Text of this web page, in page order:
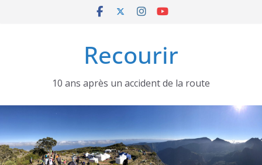
Recourir
10 ans après un accident de la route